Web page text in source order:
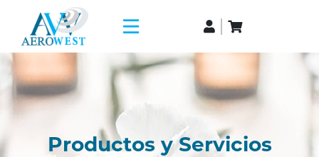
Productos y Servicios